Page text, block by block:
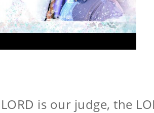
is our judge, the